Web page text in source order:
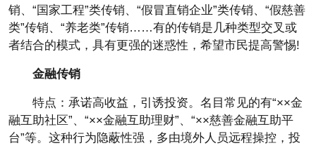
销、“国家工程”类传销、“假冒直销企业”类传销、“假慈善
类”传销、“养老类”传销……有的传销是几种类型交叉或
者结合的模式，具有更强的迷惑性，希望市民提高警惕!
金融传销
特点：承诺高收益，引诱投资。名目常见的有“××金
融互助社区”、“××金融互助理财”、“××慈善金融互助平
台”等。这种行为隐蔽性强，多由境外人员远程操控，投